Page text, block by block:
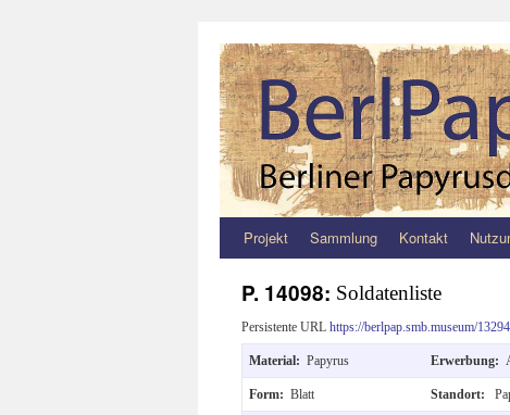
Zum
springen
Projekt Sammlung Kontakt
P. 14098: Soldatenliste
Persistente URL https://berlpap.smb.museum/
Material: Papyrus Erwerbung:
Form: Blatt Standort: